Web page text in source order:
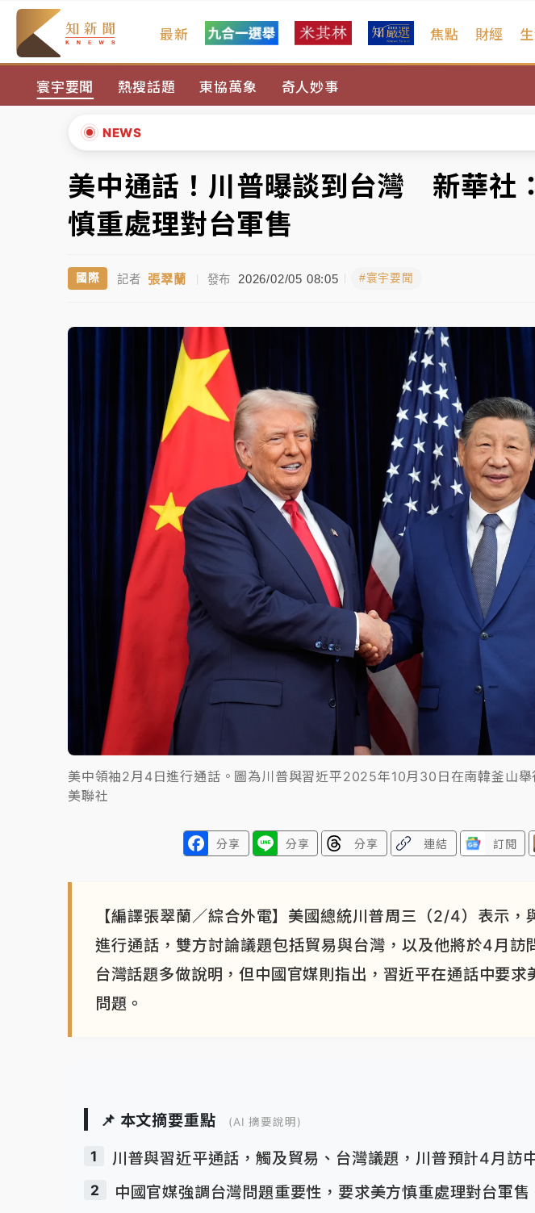
最新 焦點 財經
寰宇要聞 熱搜話題 東協萬象 奇人妙事
NEWS
中信慈善基金會想增加董事人數！辜仲諒向法院聲請遭駁 理由曝光
故宮《龍藏經》特展第2檔！今線上預約開賣一度塞車 周六起展出延長至
台東農業處長涉圖利渡假村！東檢抗告成功 今重開羈押庭
父親節泡湯了！中颱白海豚雨彈轟3天 「紅到發紫」降雨熱區曝
中信慈善基金會想增加董事人數！辜仲諒向法院聲請遭駁 理由曝光
台東農業處長涉圖利渡假村！東檢抗告成功 今重開羈押庭
父親節泡湯了！中颱白海豚雨彈轟3天 「紅到發紫」降雨熱區曝
▲
▼
美中通話！川普曝談到台灣 新華社
慎重處理對台軍售
國際 記者 張翠蘭 | 發布 2026/02/05 08:05 #寰宇要聞
美中領袖2月4日進行通話。圖為川普與習近平2025年10月30日在南韓釜山舉
美聯社
分享 分享 分享 連結 訂閱
【編譯張翠蘭／綜合外電】美國總統川普周三（2/4）表示，
進行通話，雙方討論議題包括貿易與台灣，以及他將於4月訪
台灣話題多做說明，但中國官媒則指出，習近平在通話中要求
問題。
📌 本文摘要重點 (AI 摘要說明)
1 川普與習近平通話，觸及貿易、台灣議題，川普預計4月訪
2 中國官媒強調台灣問題重要性，要求美方慎重處理對台軍售